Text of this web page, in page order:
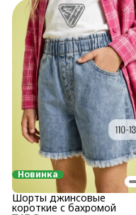
Новинка
Шорты джинсовые
короткие с бахромой